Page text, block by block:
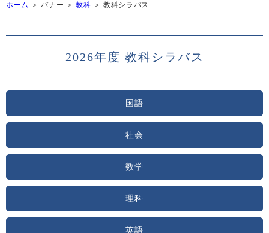
ホーム バナー 教科 教科シラバス
2026年度 教科シラバス
国語
社会
数学
理科
英語